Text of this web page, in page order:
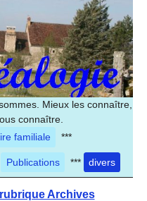
Mieux les connaître,
connaître.
familiale ***
Publications *** divers
Archives